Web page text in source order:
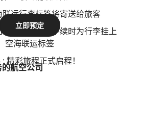
联运行李标签将寄送给旅客
国办理登机手续时为行李挂上
空海联运标签
精彩旅程正式启程！
立即预定
航空公司